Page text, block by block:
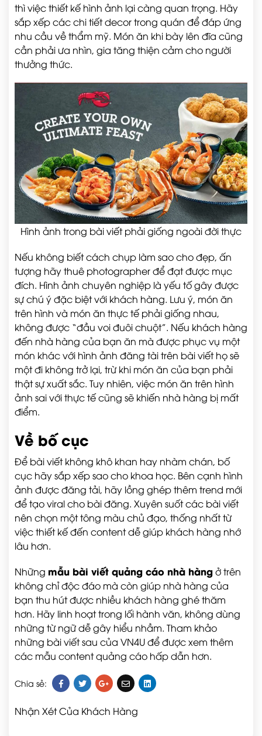
thì việc thiết kế hình ảnh lại càng quan trọng. Hãy
sắp xếp các chi tiết decor trong quán để đáp ứng
nhu cầu về thẩm mỹ. Món ăn khi bày lên đĩa cũng
cần phải ưa nhìn, gia tăng thiện cảm cho người
thưởng thức.
Hình ảnh trong bài viết phải giống ngoài đời thực
Nếu không biết cách chụp làm sao cho đẹp, ấn
tượng hãy thuê photographer để đạt được mục
đích. Hình ảnh chuyên nghiệp là yếu tố gây được
sự chú ý đặc biệt với khách hàng. Lưu ý, món ăn
trên hình và món ăn thực tế phải giống nhau,
không được “đầu voi đuôi chuột”. Nếu khách hàng
đến nhà hàng của bạn ăn mà được phục vụ một
món khác với hình ảnh đăng tài trên bài viết họ sẽ
một đi không trở lại, trừ khi món ăn của bạn phải
thật sự xuất sắc. Tuy nhiên, việc món ăn trên hình
ảnh sai với thực tế cũng sẽ khiến nhà hàng bị mất
điểm.
Về bố cục
Để bài viết không khô khan hay nhàm chán, bố
cục hãy sắp xếp sao cho khoa học. Bên cạnh hình
ảnh được đăng tải, hãy lồng ghép thêm trend mới
để tạo viral cho bài đăng. Xuyên suốt các bài viết
nên chọn một tông màu chủ đạo, thống nhất từ
việc thiết kế đến content dễ giúp khách hàng nhớ
lâu hơn.
Những mẫu bài viết quảng cáo nhà hàngở trên
không chỉ độc đáo mà còn giúp nhà hàng của
bạn thu hút được nhiều khách hàng ghé thăm
hơn. Hãy linh hoạt trong lối hành văn, không dùng
những từ ngữ dễ gây hiểu nhầm. Tham khảo
những bài viết sau của VN4U để được xem thêm
các mẫu content quảng cáo hấp dẫn hơn.
Chia sẻ:
Nhận Xét Của Khách Hàng